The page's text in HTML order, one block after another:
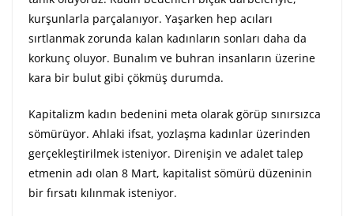
kurşunlarla parçalanıyor. Yaşarken hep acıları
sırtlanmak zorunda kalan kadınların sonları daha da
korkunç oluyor. Bunalım ve buhran insanların üzerine
kara bir bulut gibi çökmüş durumda.
Kapitalizm kadın bedenini meta olarak görüp sınırsızca
sömürüyor. Ahlaki ifsat, yozlaşma kadınlar üzerinden
gerçekleştirilmek isteniyor. Direnişin ve adalet talep
etmenin adı olan 8 Mart, kapitalist sömürü düzeninin
bir fırsatı kılınmak isteniyor.